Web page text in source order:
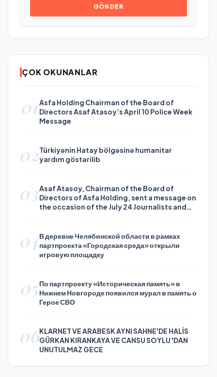
GÖNDER
ÇOK OKUNANLAR
01Asfa Holding Chairman of the Board of
Directors Asaf Atasoy’s April 10 Police Week
Message
02Türkiyənin Hatay bölgəsinə humanitar
yardım göstərilib
03Asaf Atasoy, Chairman of the Board of
Directors of Asfa Holding, sent a message on
the occasion of the July 24 Journalists and
04В деревне Челябинской области в рамках
партпроекта «Городская среда» открыли
игровую площадку
05По партпроекту «Историческая память» в
Нижнем Новгороде появился мурал в память о
Герое СВО
06KLARNET VE ARABESK AYNI SAHNE'DE HALİS
GÜRKAN KIRANKAYA VE CANSU SOYLU 'DAN
UNUTULMAZ GECE